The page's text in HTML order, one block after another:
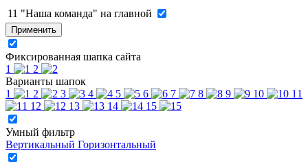
11 "Наша команда" на главной
Применить
Фиксированная шапка сайта
1
2
Варианты шапок
1
2 3 4 5 6 7 8 9 10
11
12
13 14 15
Умный фильтр
Вертикальный Горизонтальный